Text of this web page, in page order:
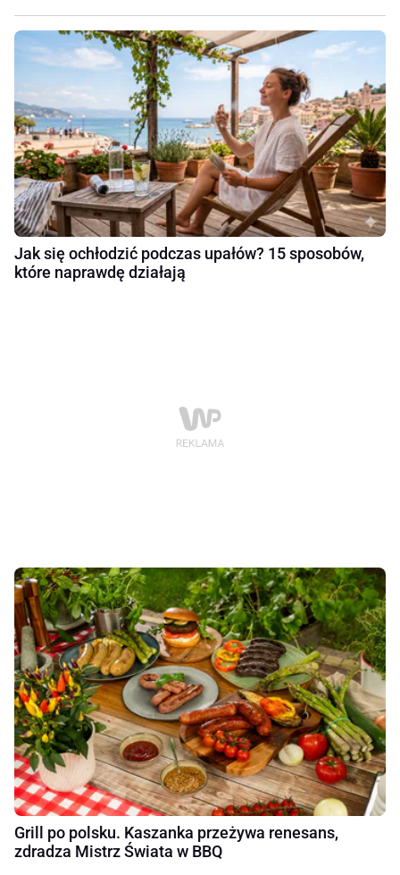
Jak się ochłodzić podczas upałów? 15 sposobów,
które naprawdę działają
Grill po polsku. Kaszanka przeżywa renesans,
zdradza Mistrz Świata w BBQ